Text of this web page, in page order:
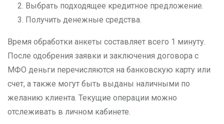
Выбрать подходящее кредитное предложение.
Получить денежные средства.
Время обработки анкеты составляет всего 1 минуту.
После одобрения заявки и заключения договора с
МФО деньги перечисляются на банковскую карту или
счет, а также могут быть выданы наличными по
желанию клиента. Текущие операции можно
отслеживать в личном кабинете.